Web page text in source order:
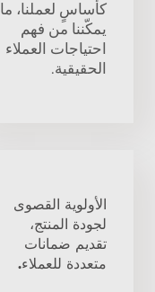
كأساسٍ لعملنا، ما
يمكّننا من فهم
احتياجات العملاء
الحقيقية.
الأولوية القصوى
لجودة المنتج،
تقديم ضمانات
متعددة للعملاء.